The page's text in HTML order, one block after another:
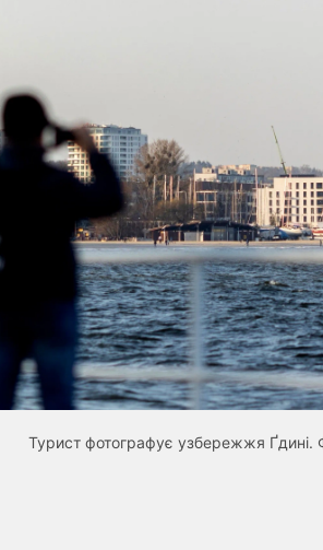
Турист фотографує узбережжя Ґдині.